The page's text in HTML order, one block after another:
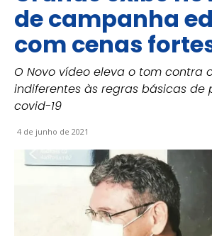
de campanha
com cenas
O Novo vídeo eleva o tom contra
indiferentes às regras básicas de
covid-19
4 de junho de 2021